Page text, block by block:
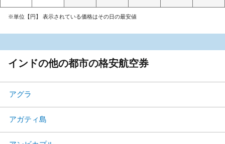
※単位【円】 表示されている価格はその日の最安値
インドの他の都市の格安航空券
アグラ
アガティ島